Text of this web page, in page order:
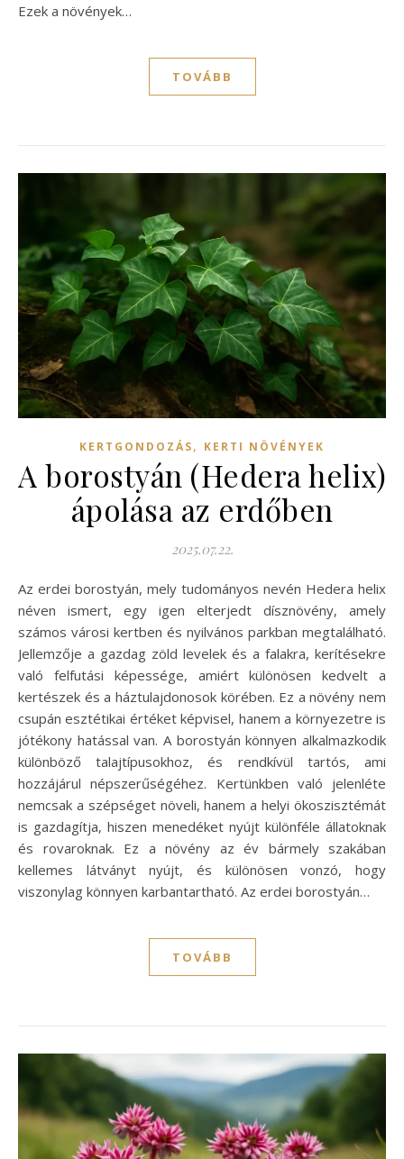
Ezek a növények…
TOVÁBB
KERTGONDOZÁS, KERTI NÖVÉNYEK
A borostyán (Hedera helix)
ápolása az erdőben
2025.07.22.
Az erdei borostyán, mely tudományos nevén Hedera helix
néven ismert, egy igen elterjedt dísznövény, amely
számos városi kertben és nyilvános parkban megtalálható.
Jellemzője a gazdag zöld levelek és a falakra, kerítésekre
való felfutási képessége, amiért különösen kedvelt a
kertészek és a háztulajdonosok körében. Ez a növény nem
csupán esztétikai értéket képvisel, hanem a környezetre is
jótékony hatással van. A borostyán könnyen alkalmazkodik
különböző talajtípusokhoz, és rendkívül tartós, ami
hozzájárul népszerűségéhez. Kertünkben való jelenléte
nemcsak a szépséget növeli, hanem a helyi ökoszisztémát
is gazdagítja, hiszen menedéket nyújt különféle állatoknak
és rovaroknak. Ez a növény az év bármely szakában
kellemes látványt nyújt, és különösen vonzó, hogy
viszonylag könnyen karbantartható. Az erdei borostyán…
TOVÁBB